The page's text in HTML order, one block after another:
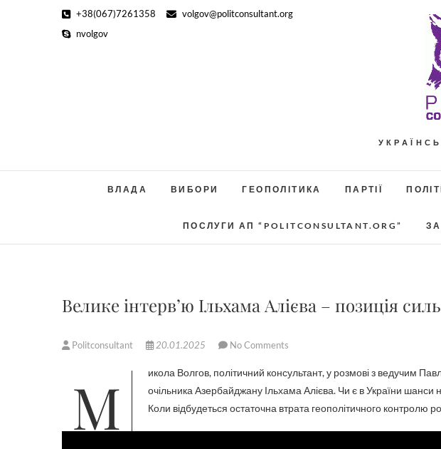
+38(067)7261358
volgov@politconsultant.org
nvolgov
ВЛАДА ВИБОРИ ГЕОПОЛІТИКА ПАРТІЇ
ПОСЛУГИ АП “POLITCONSULTANT.ORG”
Велике інтерв’ю Ільхама Алієва – позиція
Politconsultant 20.01.2025 No Comments
Микола Волгов, політичний консультант, у розмові з ведучим Павлом Ковальчуком розібрав велике інтервʼю
очільника Азербайджану Ільхама Алієва. Чи є в України
Коли відбудеться остаточна втрата геополітичного контролю